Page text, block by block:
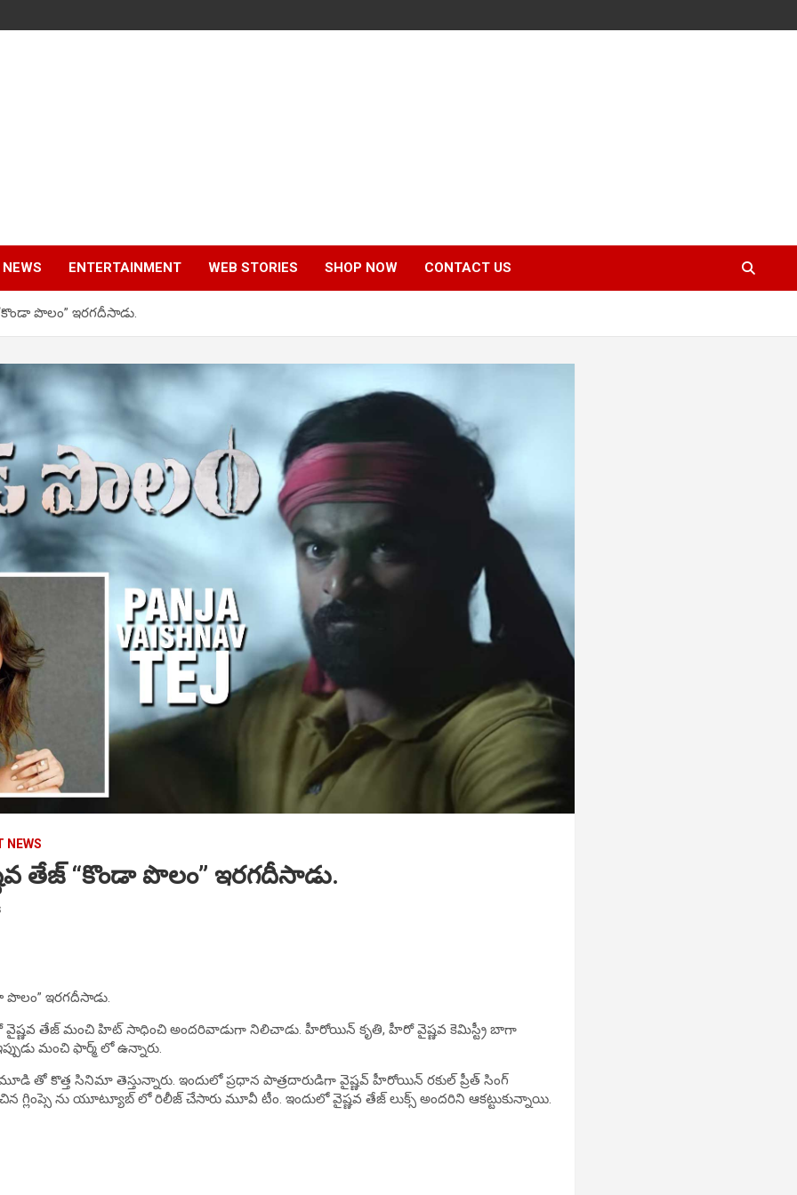
ENTERTAINMENT WEB STORIES SHOP NOW CONTACT US
పొలం” ఇరగదీసాడు.
NEWS
తేజ్ “కొండా పొలం” ఇరగదీసాడు.
పొలం” ఇరగదీసాడు.
తేజ్ మంచి హిట్ సాధించి అందరివాడుగా నిలిచాడు. హీరోయిన్ కృతి, హీరో వైష్ణవ కెమిస్ట్రీ బాగా
మంచి ఫార్మ్ లో ఉన్నారు.
తో కొత్త సినిమా తెస్తున్నారు. ఇందులో ప్రధాన పాత్రదారుడిగా వైష్ణవ్ హీరోయిన్ రకుల్ ప్రీత్ సింగ్
గ్లింప్సె ను యూట్యూబ్ లో రిలీజ్ చేసారు మూవీ టీం. ఇందులో వైష్ణవ తేజ్ లుక్స్ అందరిని ఆకట్టుకున్నాయి.